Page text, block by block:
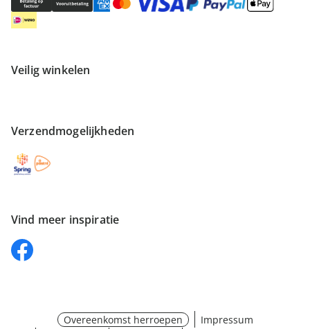
Veilig winkelen
Verzendmogelijkheden
Vind meer inspiratie
Overeenkomst herroepen
Impressum